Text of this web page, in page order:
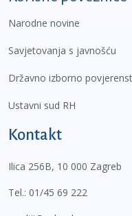
Narodne novine
Savjetovanja s javnošću
Državno izborno
Ustavni sud RH
Kontakt
Ilica 256B, 10 000 Zagreb
Tel.: 01/45 69 222